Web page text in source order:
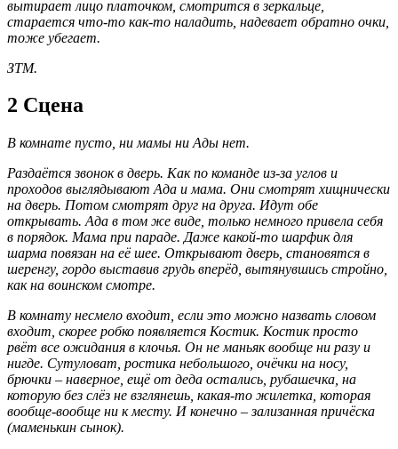
вытирает лицо платочком, смотрится в зеркальце,
старается что-то как-то наладить, надевает обратно очки,
тоже убегает.
ЗТМ.
2 Сцена
В комнате пусто, ни мамы ни Ады нет.
Раздаётся звонок в дверь. Как по команде из-за углов и
проходов выглядывают Ада и мама. Они смотрят хищнически
на дверь. Потом смотрят друг на друга. Идут обе
открывать. Ада в том же виде, только немного привела себя
в порядок. Мама при параде. Даже какой-то шарфик для
шарма повязан на её шее. Открывают дверь, становятся в
шеренгу, гордо выставив грудь вперёд, вытянувшись стройно,
как на воинском смотре.
В комнату несмело входит, если это можно назвать словом
входит, скорее робко появляется Костик. Костик просто
рвёт все ожидания в клочья. Он не маньяк вообще ни разу и
нигде. Сутуловат, ростика небольшого, очёчки на носу,
брючки – наверное, ещё от деда остались, рубашечка, на
которую без слёз не взглянешь, какая-то жилетка, которая
вообще-вообще ни к месту. И конечно – зализанная причёска
(маменькин сынок).